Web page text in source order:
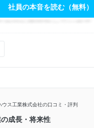
社員の本音を読む（無料）
ウス工業株式会社の口コミ・評判
成長・将来性